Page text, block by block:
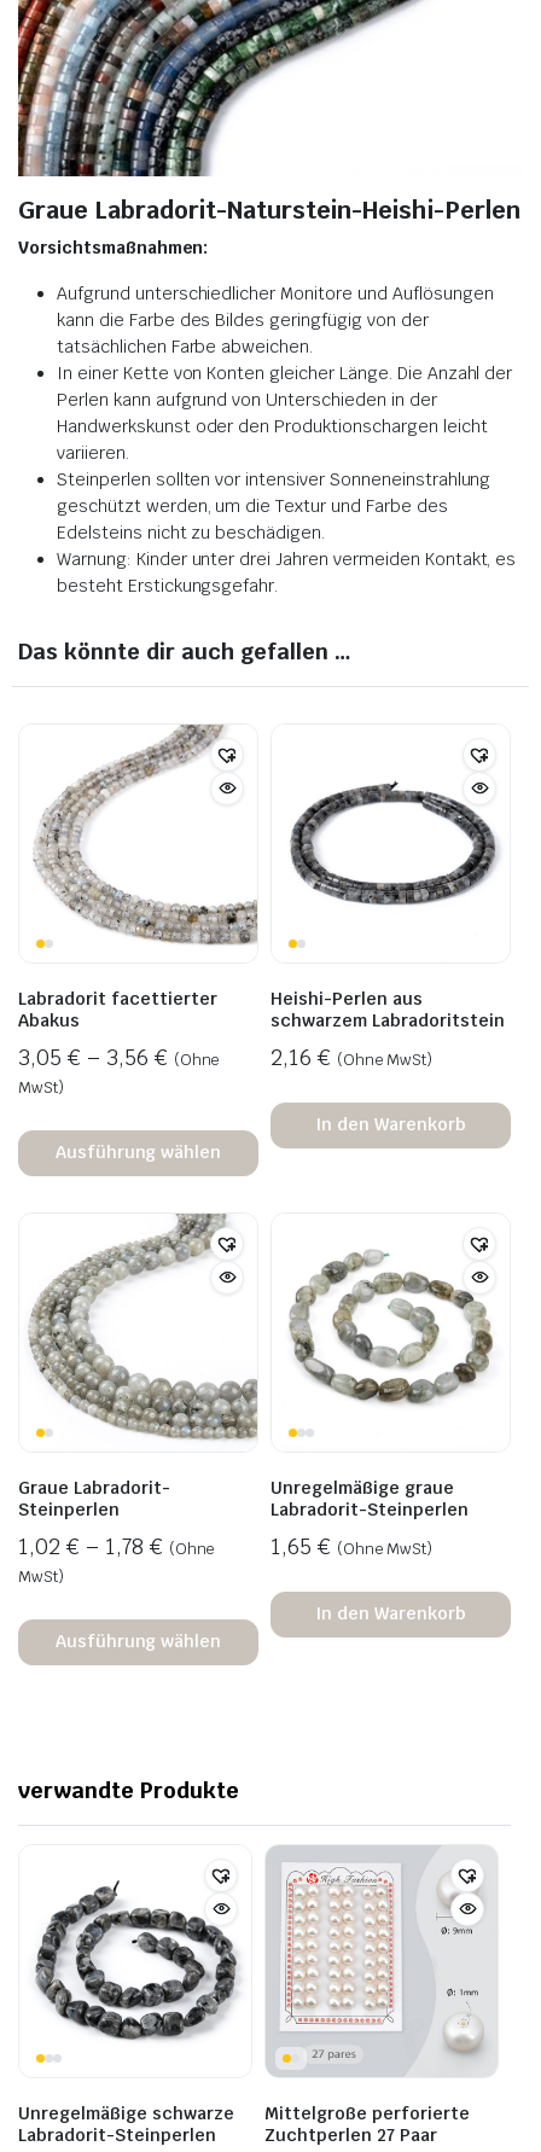
Graue Labradorit-Naturstein-Heishi-Perlen
Vorsichtsmaßnahmen:
Aufgrund unterschiedlicher Monitore und Auflösungen
kann die Farbe des Bildes geringfügig von der
tatsächlichen Farbe abweichen.
In einer Kette von Konten gleicher Länge. Die Anzahl der
Perlen kann aufgrund von Unterschieden in der
Handwerkskunst oder den Produktionschargen leicht
variieren.
Steinperlen sollten vor intensiver Sonneneinstrahlung
geschützt werden, um die Textur und Farbe des
Edelsteins nicht zu beschädigen.
Warnung: Kinder unter drei Jahren vermeiden Kontakt, es
besteht Erstickungsgefahr.
Das könnte dir auch gefallen …
Labradorit facettierter
Abakus
3,05 € – 3,56 € (Ohne
MwSt)
Ausführung wählen
Heishi-Perlen aus
schwarzem Labradoritstein
2,16 € (Ohne MwSt)
In den Warenkorb
Graue Labradorit-
Steinperlen
1,02 € – 1,78 € (Ohne
MwSt)
Ausführung wählen
Unregelmäßige graue
Labradorit-Steinperlen
1,65 € (Ohne MwSt)
In den Warenkorb
verwandte Produkte
Unregelmäßige schwarze
Labradorit-Steinperlen
Mittelgroße perforierte
Zuchtperlen 27 Paar